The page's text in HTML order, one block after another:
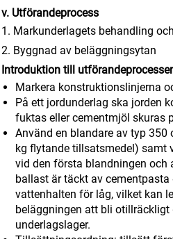
v. Utförandeprocess
1. Markunderlagets behandling
2. Byggnad av beläggningsytan
Introduktion till
Markera konstruktionslinjerna
På ett jordunderlag ska jorden
fuktas eller cementmjöl skuras
Använd en blandare av typ
kg flytande tillsatsmedel) samt
vid den första blandningen och
ballast är täckt av
vattenhalten för låg, vilket kan
beläggningen att bli otillräckligt
underlagslager.